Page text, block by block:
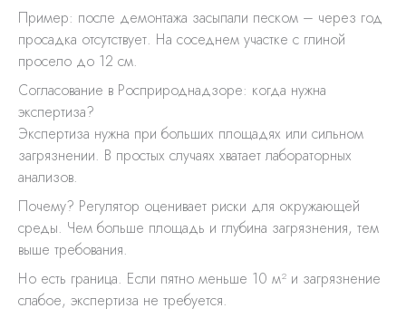
Пример: после демонтажа засыпали песком – через год
просадка отсутствует. На соседнем участке с глиной
просело до 12 см.
Согласование в Росприроднадзоре: когда нужна
экспертиза?
Экспертиза нужна при больших площадях или сильном
загрязнении. В простых случаях хватает лабораторных
анализов.
Почему? Регулятор оценивает риски для окружающей
среды. Чем больше площадь и глубина загрязнения, тем
выше требования.
Но есть граница. Если пятно меньше 10 м² и загрязнение
слабое, экспертиза не требуется.